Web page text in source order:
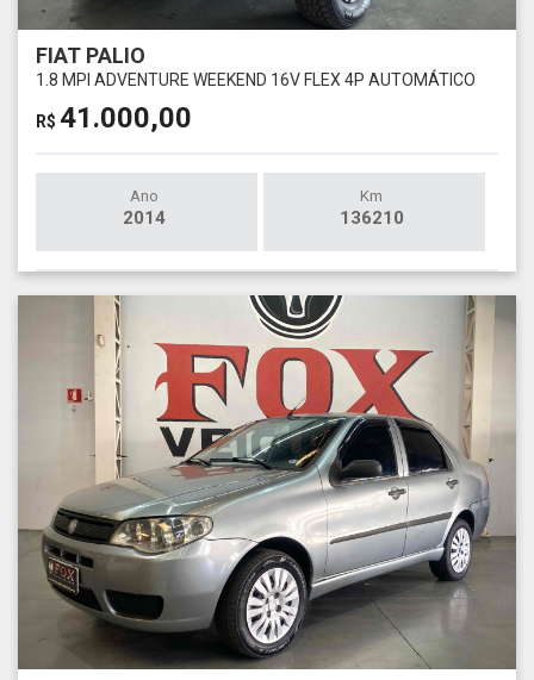
FIAT PALIO
1.8 MPI ADVENTURE WEEKEND 16V FLEX 4P AUTOMÁTICO
R$ 41.000,00
Ano
2014
Km
136210